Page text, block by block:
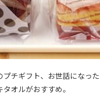
プチギフト、お世話になっ
オルがおすすめ。